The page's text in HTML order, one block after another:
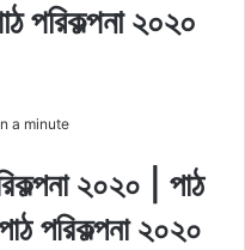
পরিকল্পনা ২০২০
a minute
২০২০ | পাঠ
পরিকল্পনা ২০২০